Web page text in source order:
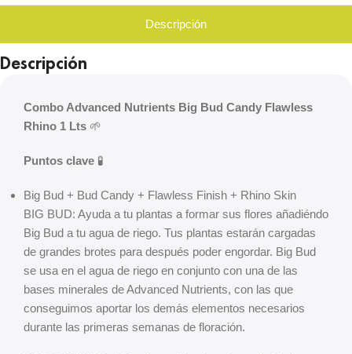
Descripción
Descripción
Combo Advanced Nutrients Big Bud Candy Flawless
Rhino 1 Lts 🌱
Puntos clave 🧪
Big Bud + Bud Candy + Flawless Finish + Rhino Skin
BIG BUD: Ayuda a tu plantas a formar sus flores añadiéndo
Big Bud a tu agua de riego. Tus plantas estarán cargadas
de grandes brotes para después poder engordar. Big Bud
se usa en el agua de riego en conjunto con una de las
bases minerales de Advanced Nutrients, con las que
conseguimos aportar los demás elementos necesarios
durante las primeras semanas de floración.